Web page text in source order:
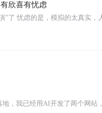
有欣喜有忧虑
”了 忧虑的是，模拟的太真实
，我已经用AI开发了两个网站